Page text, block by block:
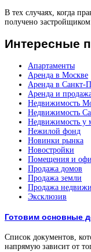
В тех случаях, когда
получено застройщиком
Интересные
Апартаменты
Аренда в Москве
Аренда в Санкт-
Аренда и
Недвижимость
Недвижимость
Недвижимость у
Нежилой фонд
Новинки рынка
Новостройки
Помещения и
Продажа домов
Продажа земли
Продажа
Эксклюзив
Готовим основные
Список документов,
напрямую зависит от